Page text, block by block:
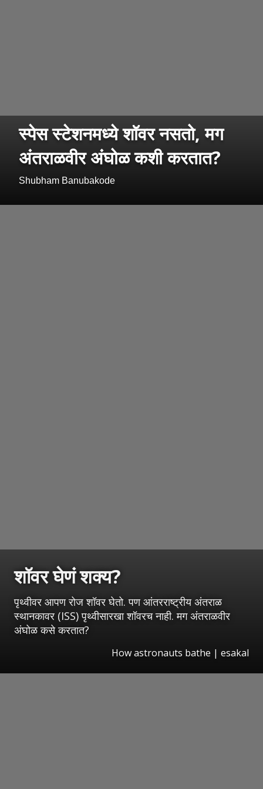
स्पेस स्टेशनमध्ये शॉवर नसतो, मग
अंतराळवीर अंघोळ कशी करतात?
Shubham Banubakode
शॉवर घेणं शक्य?
पृथ्वीवर आपण रोज शॉवर घेतो. पण आंतरराष्ट्रीय अंतराळ
स्थानकावर (ISS) पृथ्वीसारखा शॉवरच नाही. मग अंतराळवीर
अंघोळ कसे करतात?
How astronauts bathe | esakal